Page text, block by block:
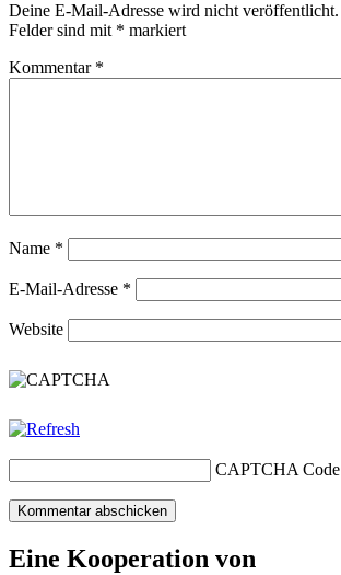
Deine E-Mail-Adresse wird nicht veröffentlicht.
Felder sind mit * markiert
Kommentar *
Name *
E-Mail-Adresse *
Website
CAPTCHA Code
Eine Kooperation von